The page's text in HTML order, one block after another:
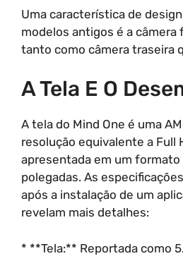
Uma característica de
modelos antigos é a câmera
tanto como câmera traseira
A Tela E O
A tela do Mind One é uma
resolução equivalente a Full
apresentada em um formato
polegadas. As
após a instalação de um
revelam mais detalhes:
* **Tela:** Reportada como